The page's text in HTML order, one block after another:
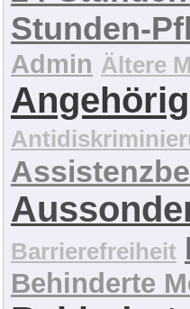
Stunden-
Admin Ältere
Barrierefreiheit
Behinderte